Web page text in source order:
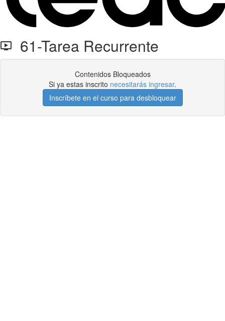
61-Tarea Recurrente
Contenidos Bloqueados
Si ya estas inscrito necesitarás ingresar.
Inscríbete en el curso para desbloquear